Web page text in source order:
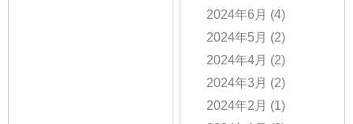
2024年6月 (4)
2024年5月 (2)
2024年4月 (2)
2024年3月 (2)
2024年2月 (1)